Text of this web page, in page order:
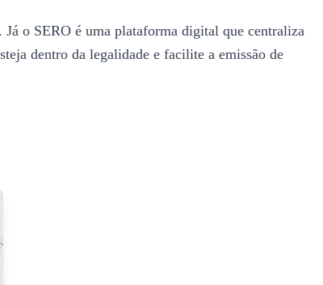
o SERO é uma plataforma digital que centraliza
dentro da legalidade e facilite a emissão de